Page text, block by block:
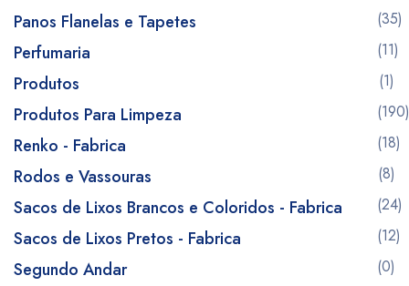
Panos Flanelas e Tapetes
(35)
Perfumaria (11)
Produtos (1)
Produtos Para Limpeza (190)
Renko - Fabrica (18)
Rodos e Vassouras (8)
Sacos de Lixos Brancos e Coloridos - Fabrica (24)
Sacos de Lixos Pretos - Fabrica (12)
Segundo Andar (0)